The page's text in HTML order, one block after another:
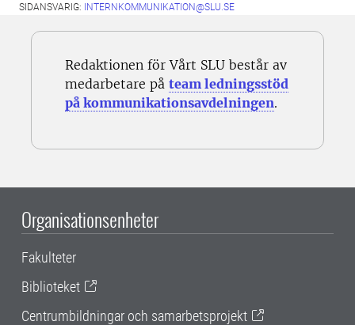
SIDANSVARIG: INTERNKOMMUNIKATION@SLU.SE
Redaktionen för Vårt SLU består av
medarbetare på team ledningsstöd
på kommunikationsavdelningen.
Organisationsenheter
Fakulteter
Biblioteket
Centrumbildningar och samarbetsprojekt